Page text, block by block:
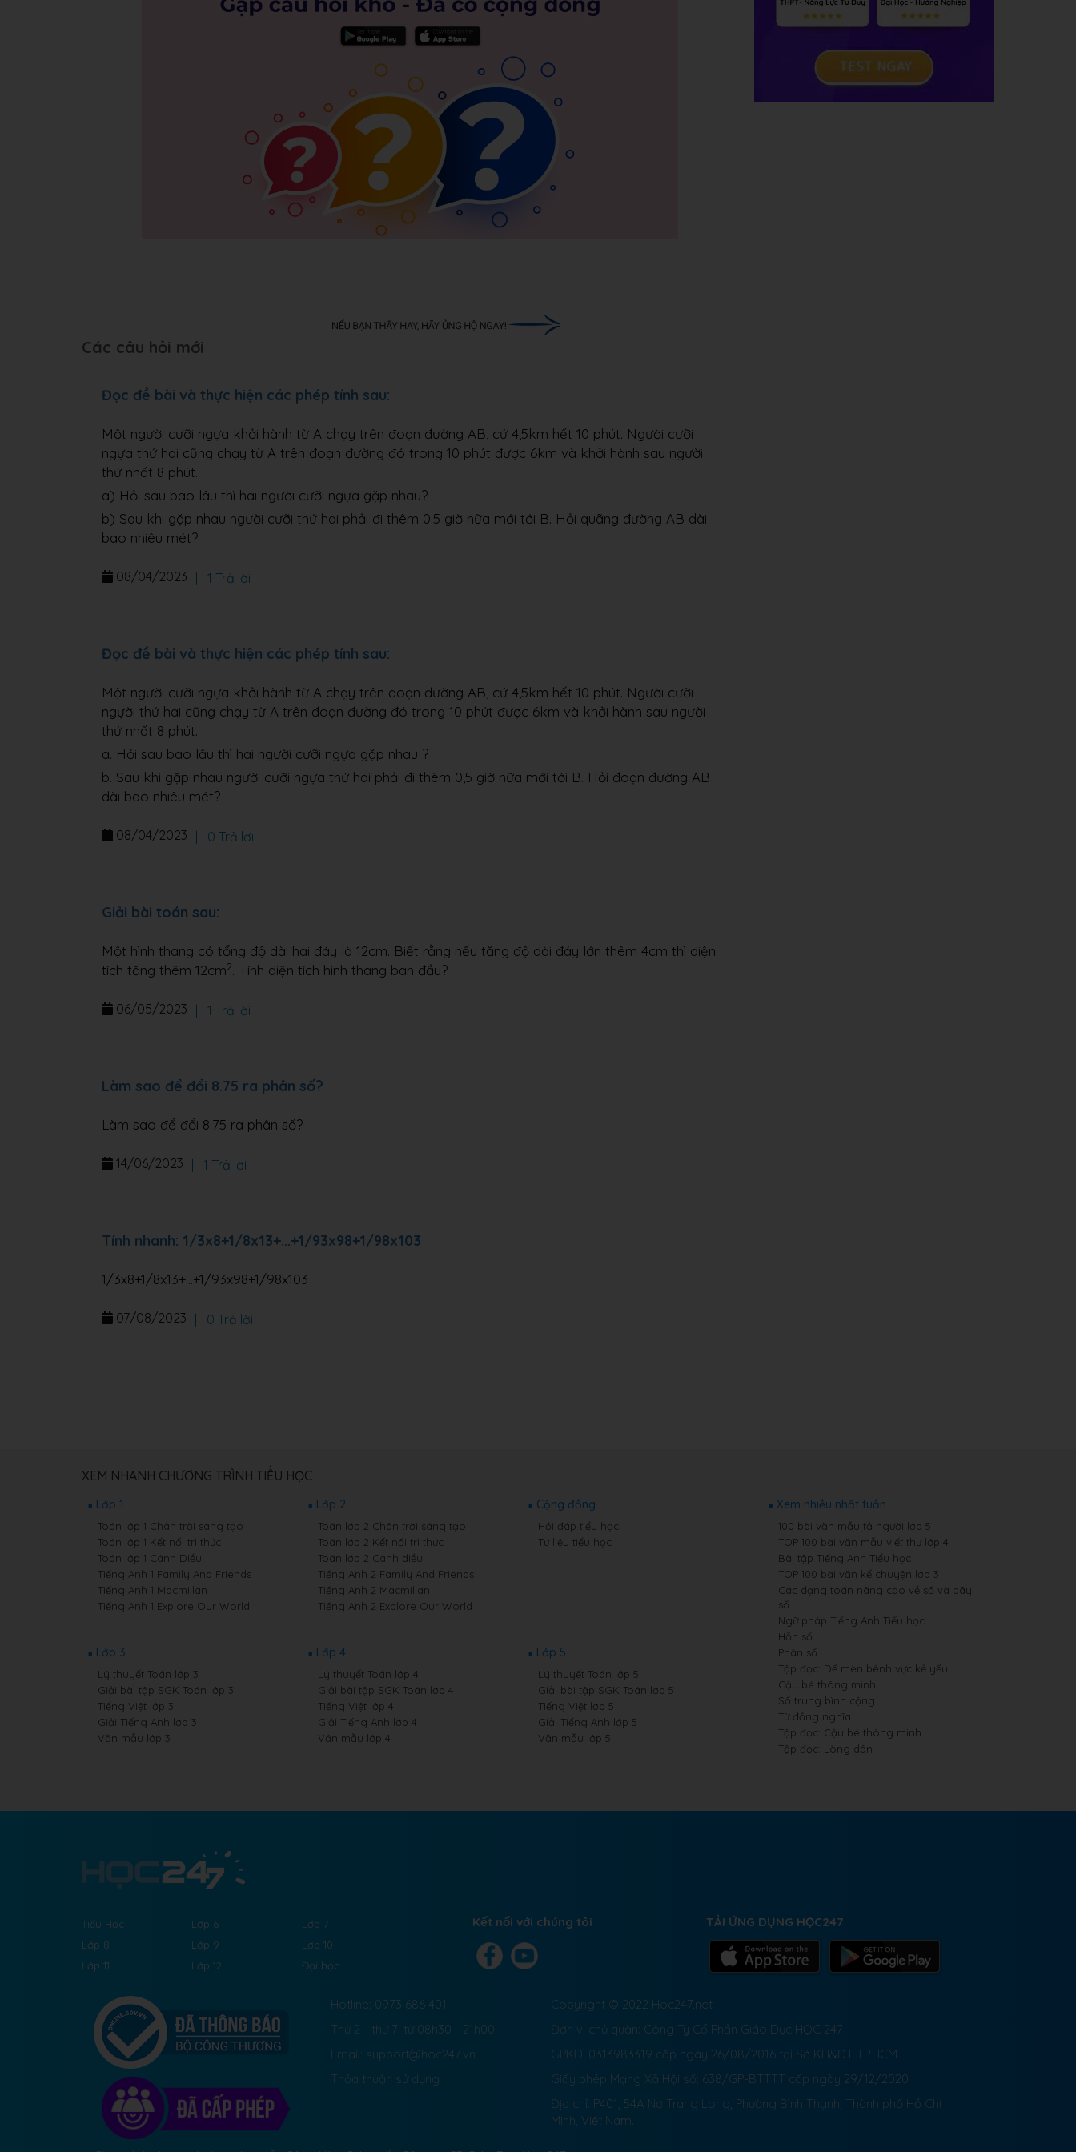
Các câu hỏi mới
Đọc đề bài và thực hiện các phép tính sau:
Một người cưỡi ngựa khởi hành từ A chạy trên đoạn đường AB, cứ 4,5km hết 10 phút. Người cưỡi
ngựa thứ hai cũng chạy từ A trên đoạn đường đó trong 10 phút được 6km và khởi hành sau người
thứ nhất 8 phút.
a) Hỏi sau bao lâu thì hai người cưỡi ngựa gặp nhau?
b) Sau khi gặp nhau người cưỡi thứ hai phải đi thêm 0.5 giờ nữa mới tới B. Hỏi quãng đường AB dài
bao nhiêu mét?
08/04/2023 1 Trả lời
Đọc đề bài và thực hiện các phép tính sau:
Một người cưỡi ngựa khởi hành từ A chạy trên đoạn đường AB, cứ 4,5km hết 10 phút. Người cưỡi
ngựời thứ hai cũng chạy từ A trên đoạn đường đó trong 10 phút được 6km và khởi hành sau người
thứ nhất 8 phút.
a. Hỏi sau bao lâu thì hai người cưỡi ngựa gặp nhau ?
b. Sau khi gặp nhau người cưỡi ngựa thứ hai phải đi thêm 0,5 giờ nữa mới tới B. Hỏi đoạn đường AB
dài bao nhiêu mét?
08/04/2023 0 Trả lời
Giải bài toán sau:
Một hình thang có tổng độ dài hai đáy là 12cm. Biết rằng nếu tăng độ dài đáy lớn thêm 4cm thì diện
tích tăng thêm 12cm2. Tính diện tích hình thang ban đầu?
06/05/2023 1 Trả lời
Làm sao để đổi 8.75 ra phân số?
Làm sao để đổi 8.75 ra phân số?
14/06/2023 1 Trả lời
Tính nhanh: 1/3x8+1/8x13+...+1/93x98+1/98x103
1/3x8+1/8x13+...+1/93x98+1/98x103
07/08/2023 0 Trả lời
XEM NHANH CHƯƠNG TRÌNH TIỂU HỌC
Lớp 1
Toán lớp 1 Chân trời sáng tạo
Toán lớp 1 Kết nối tri thức
Toán lớp 1 Cánh Diều
Tiếng Anh 1 Family And Friends
Tiếng Anh 1 Macmillan
Tiếng Anh 1 Explore Our World
Lớp 2
Toán lớp 2 Chân trời sáng tạo
Toán lớp 2 Kết nối tri thức
Toán lớp 2 Cánh diều
Tiếng Anh 2 Family And Friends
Tiếng Anh 2 Macmillan
Tiếng Anh 2 Explore Our World
Cộng đồng
Hỏi đáp tiểu học
Tư liệu tiểu học
Lớp 3
Lý thuyết Toán lớp 3
Giải bài tập SGK Toán lớp 3
Tiếng Việt lớp 3
Giải Tiếng Anh lớp 3
Văn mẫu lớp 3
Lớp 4
Lý thuyết Toán lớp 4
Giải bài tập SGK Toán lớp 4
Tiếng Việt lớp 4
Giải Tiếng Anh lớp 4
Văn mẫu lớp 4
Lớp 5
Lý thuyết Toán lớp 5
Giải bài tập SGK Toán lớp 5
Tiếng Việt lớp 5
Giải Tiếng Anh lớp 5
Văn mẫu lớp 5
Xem nhiều nhất tuần
100 bài văn mẫu tả người lớp 5
TOP 100 bài văn mẫu viết thư lớp 4
Bài tập Tiếng Anh Tiểu học
TOP 100 bài văn kể chuyện lớp 3
Các dạng toán nâng cao về số và dãy
số
Ngữ pháp Tiếng Anh Tiểu học
Hỗn số
Phân số
Tập đọc: Dế mèn bênh vực kẻ yếu
Cậu bé thông minh
Số trung bình cộng
Từ đồng nghĩa
Tập đọc: Cậu bé thông minh
Tập đọc: Lòng dân
Tiểu Học Lớp 6
Lớp 7
Lớp 8
Lớp 9
Lớp 10
Lớp 11
Lớp 12 Đại học
Kết nối với chúng tôi TẢI ỨNG DỤNG HỌC247
Hotline: 0973 686 401
Thứ 2 - thứ 7: từ 08h30 - 21h00
Email: support@hoc247.vn
Thỏa thuận sử dụng
Copyright © 2022 Hoc247.net
Đơn vị chủ quản: Công Ty Cổ Phần Giáo Dục HỌC 247
GPKD: 0313983319 cấp ngày 26/08/2016 tại Sở KH&ĐT TP.HCM
Giấy phép Mạng Xã Hội số: 638/GP-BTTTT cấp ngày 29/12/2020
Địa chỉ: P401, 54A Nơ Trang Long, Phường Bình Thạnh, Thành phố Hồ Chí
Minh, Việt Nam.